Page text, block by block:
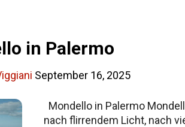
in Palermo
September 16, 2025
Mondello in Palermo
nach flirrendem Licht, nach